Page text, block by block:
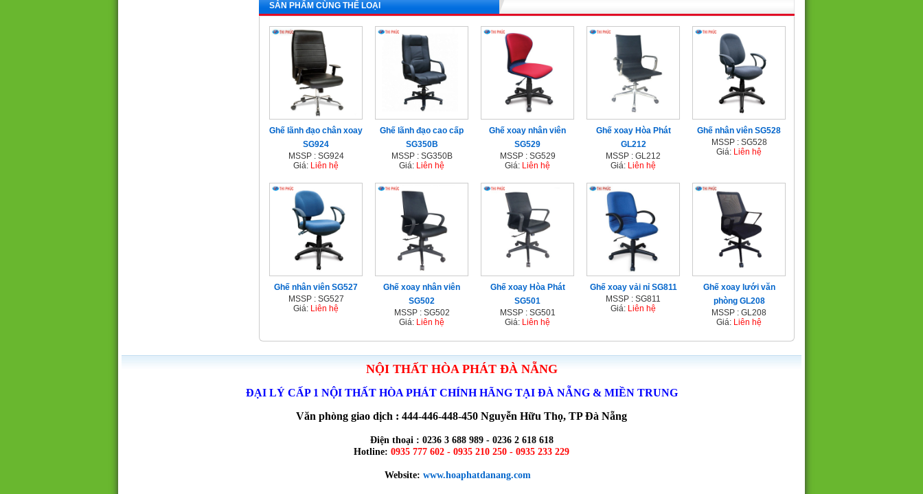
SẢN PHẨM CÙNG THỂ LOẠI
Ghế lãnh đạo chân xoay
SG924
MSSP : SG924
Giá: Liên hệ
Ghế lãnh đạo cao cấp
SG350B
MSSP : SG350B
Giá: Liên hệ
Ghế xoay nhân viên
SG529
MSSP : SG529
Giá: Liên hệ
Ghế xoay Hòa Phát
GL212
MSSP : GL212
Giá: Liên hệ
Ghế nhân viên SG528
MSSP : SG528
Giá: Liên hệ
Ghế nhân viên SG527
MSSP : SG527
Giá: Liên hệ
Ghế xoay nhân viên
SG502
MSSP : SG502
Giá: Liên hệ
Ghế xoay Hòa Phát
SG501
MSSP : SG501
Giá: Liên hệ
Ghế xoay vải nỉ SG811
MSSP : SG811
Giá: Liên hệ
Ghế xoay lưới văn
phòng GL208
MSSP : GL208
Giá: Liên hệ
NỘI THẤT HÒA PHÁT ĐÀ NẴNG
ĐẠI LÝ CẤP 1 NỘI THẤT HÒA PHÁT CHÍNH HÃNG TẠI ĐÀ NẴNG & MIỀN TRUNG
Văn phòng giao dịch : 444-446-448-450 Nguyễn Hữu Thọ, TP Đà Nẵng
Điện thoại : 0236 3 688 989 - 0236 2 618 618
Hotline: 0935 777 602 - 0935 210 250 - 0935 233 229
Website: www.hoaphatdanang.com